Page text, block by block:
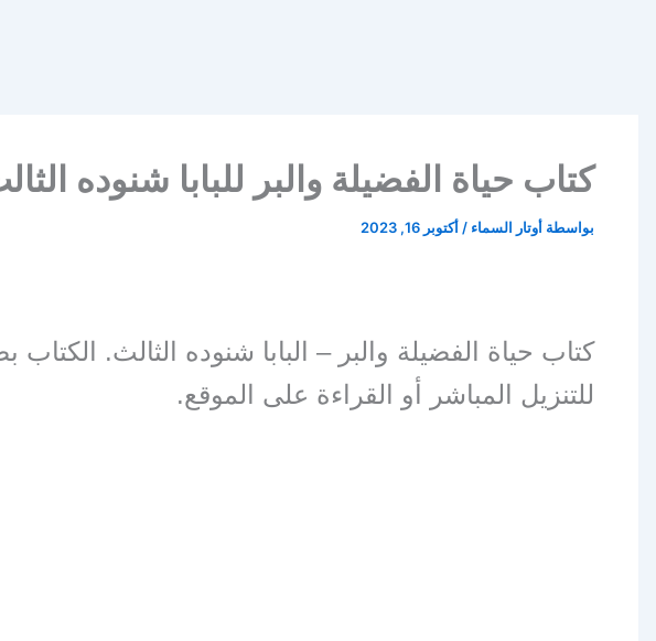
كتاب حياة الفضيلة والبر للبابا شنوده
بواسطة أوتار السماء / أكتوبر 16, 2023
للتنزيل المباشر أو القراءة على الموقع.